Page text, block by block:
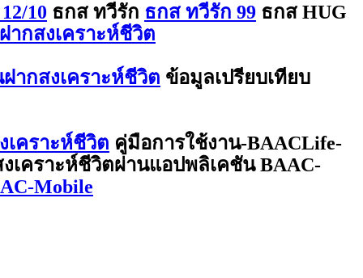
10 ธกส ทวีรัก ธกส ทวีรัก 99 ธกส HUG
ากสงเคราะห์ชีวิต
ากสงเคราะห์ชีวิต ข้อมูลเปรียบเทียบ
เคราะห์ชีวิต คู่มือการใช้งาน-BAACLife-
คราะห์ชีวิตผ่านแอปพลิเคชัน BAAC-
Mobile